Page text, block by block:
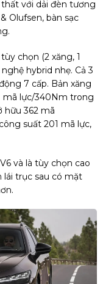
với dải đèn tương
Olufsen, bàn sạc
chọn (2 xăng, 1
hybrid nhẹ. Cả 3
7 cấp. Bản xăng
mã lực/340Nm trong
hữu 362 mã
suất 201 mã lực,
và là tùy chọn cao
lái trục sau có mặt